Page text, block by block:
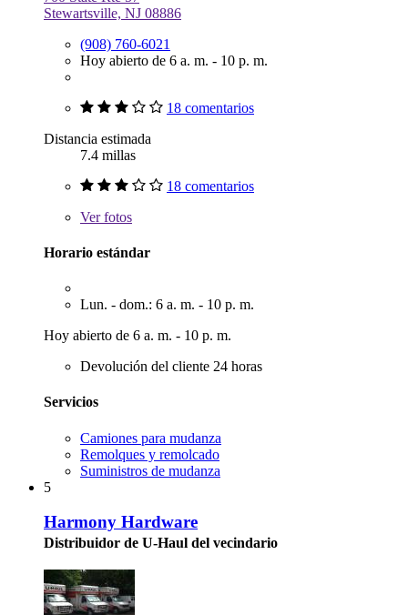
Stewartsville, NJ 08886
(908) 760-6021
Hoy abierto de 6 a. m. - 10 p. m.
18 comentarios
Distancia estimada
7.4 millas
18 comentarios
Verfotos
Horario estándar
Lun. - dom.: 6 a. m. - 10 p. m.
Hoy abierto de 6 a. m. - 10 p. m.
Devolución del cliente 24 horas
Servicios
Camiones para mudanza
Remolques y remolcado
Suministros de mudanza
5
Harmony Hardware
Distribuidor de U-Haul del vecindario